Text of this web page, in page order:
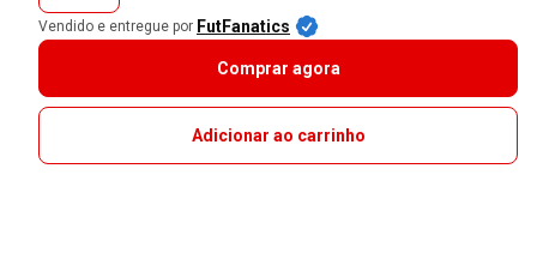
Vendido e entregue por FutFanatics
Comprar agora
Adicionar ao carrinho